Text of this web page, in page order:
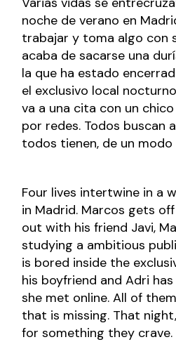
noche de verano en
trabajar y toma algo con
acaba de sacarse una
la que ha estado
el exclusivo local
va a una cita con un
por redes. Todos buscan
todos tienen, de un
Four lives intertwine in a
in Madrid. Marcos gets
out with his friend Javi,
studying a ambitious
is bored inside the
his boyfriend and Adri
she met online. All of
that is missing. That
for something they crave.